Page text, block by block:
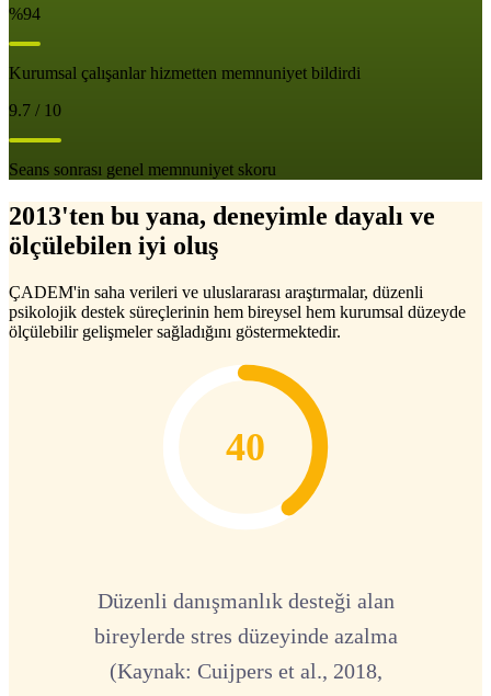
%94
Kurumsal çalışanlar hizmetten memnuniyet bildirdi
9.7 / 10
Seans sonrası genel memnuniyet skoru
2013'ten bu yana, deneyimle dayalı ve
ölçülebilen iyi oluş
ÇADEM'in saha verileri ve uluslararası araştırmalar, düzenli
psikolojik destek süreçlerinin hem bireysel hem kurumsal düzeyde
ölçülebilir gelişmeler sağladığını göstermektedir.
40
Düzenli danışmanlık desteği alan
bireylerde stres düzeyinde azalma
(Kaynak: Cuijpers et al., 2018,